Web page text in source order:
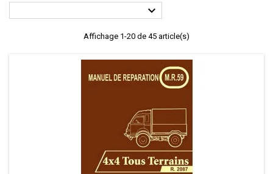

Affichage 1-20 de 45 article(s)